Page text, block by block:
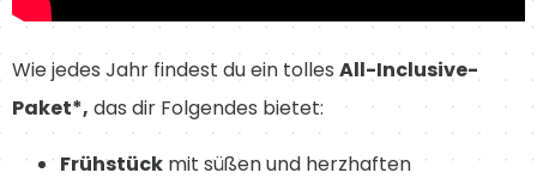
Wie jedes Jahr findest du ein tolles All-Inclusive-
Paket*, das dir Folgendes bietet:
Frühstück mit süßen und herzhaften